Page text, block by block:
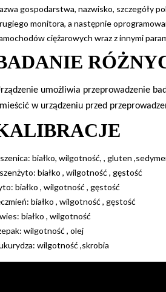
gospodarstwa, nazwisko, szczegóły
monitora, a następnie
ciężarowych wraz z innymi
umożliwia przeprowadzenie
w urządzeniu przed
białko, wilgotność, , gluten
białko , wilgotność , gęstość
białko , wilgotność , gęstość
białko , wilgotność , gęstość
białko , wilgotność
wilgotność , olej
wilgotność ,skrobia